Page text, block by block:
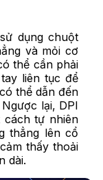
dụng chuột
và mỏi cơ
thể cần phải
liên tục để
thể dẫn đến
lại, DPI
cách tự nhiên
thẳng lên cổ
thấy thoải
dài.